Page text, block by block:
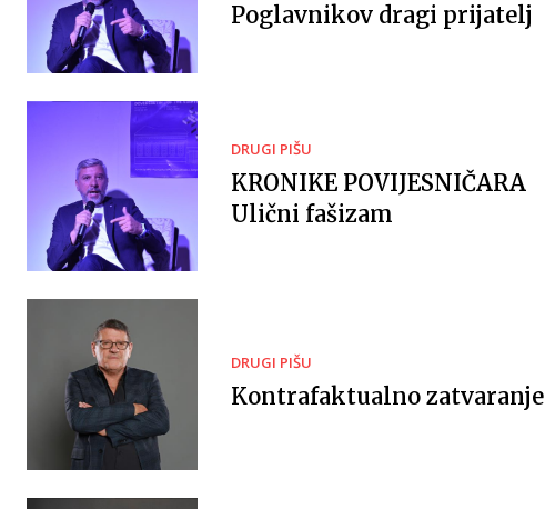
Poglavnikov dragi prijatelj
DRUGI PIŠU
KRONIKE POVIJESNIČARA
Ulični fašizam
DRUGI PIŠU
Kontrafaktualno zatvaranje